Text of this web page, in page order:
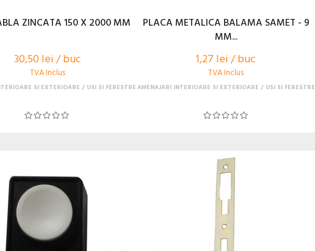
ZINCATA 150 X 2000 MM
30,50 lei / buc
TVA Inclus
SI EXTERIOARE USI SI FERESTRE
PLACA METALICA BALAMA SAMET - 9
MM...
1,27 lei / buc
TVA Inclus
AMENAJARI INTERIOARE SI EXTERIOARE USI SI FERESTRE